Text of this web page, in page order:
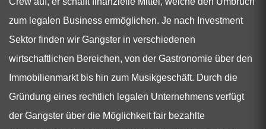
zum legalen Business ermöglichen. Je nach Investment
Sektor finden wir Gangster in verschiedenen
wirtschaftlichen Bereichen, von der Gastronomie über den
Immobilienmarkt bis hin zum Musikgeschäft. Durch die
Gründung eines rechtlich legalen Unternehmens verfügt
der Gangster über die Möglichkeit fair bezahlte